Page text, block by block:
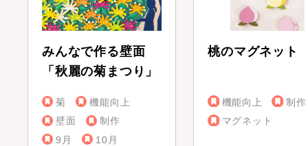
みんなで作る壁面
「秋麗の菊まつり」
菊
機能向上
壁面
制作
9月
10月
桃のマグネット
機能向上
制作
マグネット